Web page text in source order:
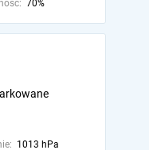
70%
1013 hPa